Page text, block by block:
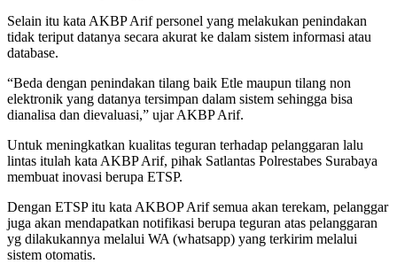
Selain itu kata AKBP Arif personel yang melakukan penindakan
tidak teriput datanya secara akurat ke dalam sistem informasi atau
database.
“Beda dengan penindakan tilang baik Etle maupun tilang non
elektronik yang datanya tersimpan dalam sistem sehingga bisa
dianalisa dan dievaluasi,” ujar AKBP Arif.
Untuk meningkatkan kualitas teguran terhadap pelanggaran lalu
lintas itulah kata AKBP Arif, pihak Satlantas Polrestabes Surabaya
membuat inovasi berupa ETSP.
Dengan ETSP itu kata AKBOP Arif semua akan terekam, pelanggar
juga akan mendapatkan notifikasi berupa teguran atas pelanggaran
yg dilakukannya melalui WA (whatsapp) yang terkirim melalui
sistem otomatis.